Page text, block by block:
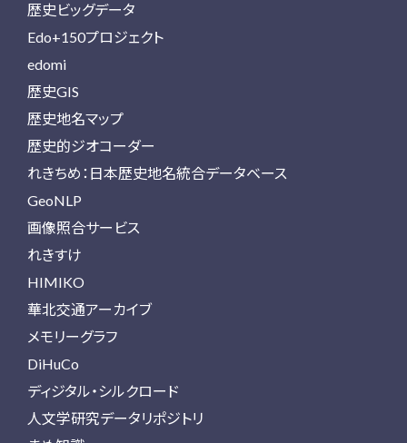
歴史ビッグデータ
Edo+150プロジェクト
edomi
歴史GIS
歴史地名マップ
歴史的ジオコーダー
れきちめ：日本歴史地名統合データベース
GeoNLP
画像照合サービス
れきすけ
HIMIKO
華北交通アーカイブ
メモリーグラフ
DiHuCo
ディジタル・シルクロード
人文学研究データリポジトリ